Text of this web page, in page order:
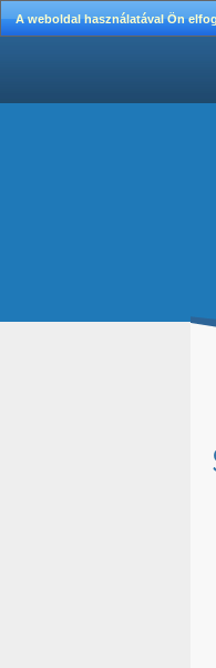
A weboldal használatával Ön